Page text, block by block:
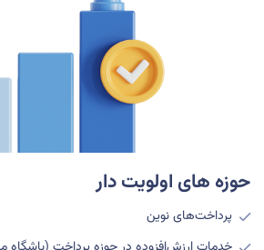
حوزه های اولویت دار
پرداخت‌های نوین